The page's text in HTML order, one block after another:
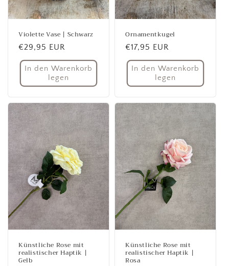
Violette Vase | Schwarz
Normaler
Preis
€29,95 EUR
In den Warenkorb
legen
Ornamentkugel
Normaler
Preis
€17,95 EUR
In den Warenkorb
legen
Künstliche Rose mit
realistischer Haptik |
Gelb
Künstliche Rose mit
realistischer Haptik |
Rosa